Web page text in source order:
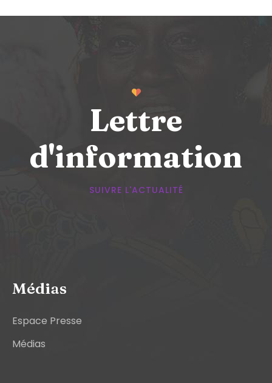
Lettre
d'information
SUIVRE L'ACTUALITÉ
Médias
Espace Presse
Médias